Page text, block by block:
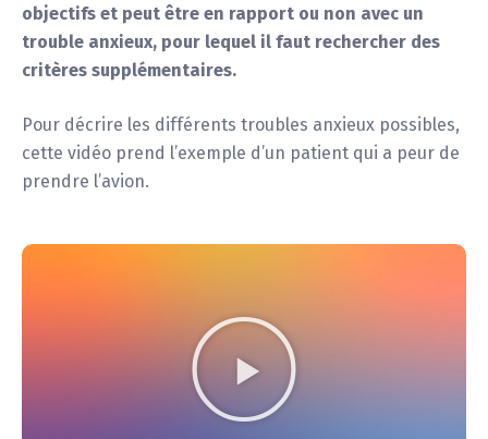
objectifs et peut être en rapport ou non avec un
trouble anxieux, pour lequel il faut rechercher des
critères supplémentaires.
Pour décrire les différents troubles anxieux possibles,
cette vidéo prend l’exemple d’un patient qui a peur de
prendre l’avion.